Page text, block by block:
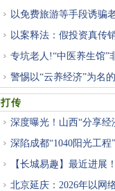
以免费旅游等手段诱骗
以案释法：假投资真传
专坑老人!“中医养生馆”
警惕以“云养经济”为名
打传
深度曝光！山西“分享经
深陷成都“1040阳光工程
【长城易趣】最近进展
北京延庆：2026年以网